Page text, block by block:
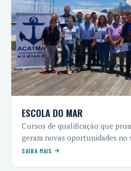
ESCOLA DO MAR
Cursos de qualificação que
geram novas oportunidades no
SAIBA MAIS